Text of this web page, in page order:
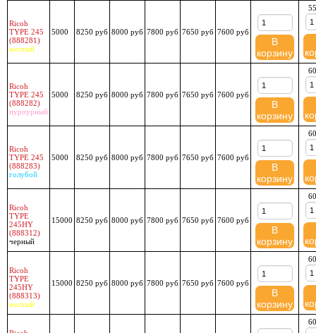
Ricoh
TYPE 245
(888281)
желтый
5000 8250 руб 8000 руб 7800 руб 7650 руб 7600 руб
В
корзину
Ricoh
TYPE 245
(888282)
пурпурный
5000 8250 руб 8000 руб 7800 руб 7650 руб 7600 руб
В
корзину
Ricoh
TYPE 245
(888283)
голубой
5000 8250 руб 8000 руб 7800 руб 7650 руб 7600 руб
В
корзину
Ricoh
TYPE
245HY
(888312)
черный
15000 8250 руб 8000 руб 7800 руб 7650 руб 7600 руб
В
корзину
Ricoh
TYPE
245HY
(888313)
желтый
15000 8250 руб 8000 руб 7800 руб 7650 руб 7600 руб
В
корзину